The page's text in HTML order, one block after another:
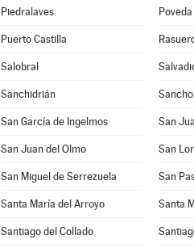
Piedralaves Poveda
Puerto Castilla
Salobral
Sanchidrián
San García de Ingelmos San
San Juan del Olmo San
San Miguel de Serrezuela San
Santa María del Arroyo Santa
Santiago del Collado